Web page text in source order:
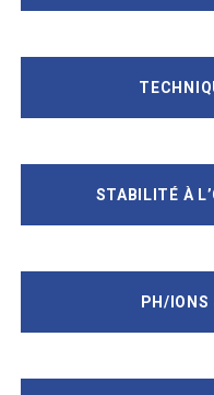
STABILITÉ À
PH/